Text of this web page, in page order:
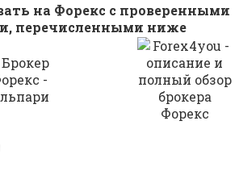
на Форекс с проверенными
перечисленными ниже